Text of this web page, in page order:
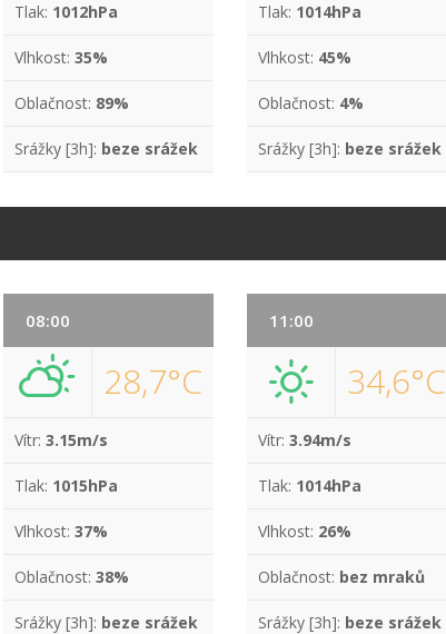
Tlak: 1012hPa
Vlhkost: 35%
Oblačnost: 89%
Srážky [3h]: beze srážek
Tlak: 1014hPa
Vlhkost: 45%
Oblačnost: 4%
Srážky [3h]: beze srážek
08:00
28,7°C
Vítr: 3.15m/s
Tlak: 1015hPa
Vlhkost: 37%
Oblačnost: 38%
Srážky [3h]: beze srážek
11:00
34,6°C
Vítr:3.94m/s
Tlak: 1014hPa
Vlhkost: 26%
Oblačnost: bez mraků
Srážky [3h]: beze srážek